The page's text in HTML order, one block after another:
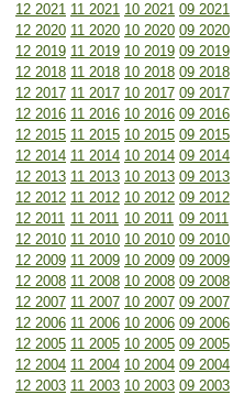
12 2021 11 2021 10 2021 09 2021
12 2020 11 2020 10 2020 09 2020
12 2019 11 2019 10 2019 09 2019
12 2018 11 2018 10 2018 09 2018
12 2017 11 2017 10 2017 09 2017
12 2016 11 2016 10 2016 09 2016
12 2015 11 2015 10 2015 09 2015
12 2014 11 2014 10 2014 09 2014
12 2013 11 2013 10 2013 09 2013
12 2012 11 2012 10 2012 09 2012
12 2011 11 2011 10 2011 09 2011
12 2010 11 2010 10 2010 09 2010
12 2009 11 2009 10 2009 09 2009
12 2008 11 2008 10 2008 09 2008
12 2007 11 2007 10 2007 09 2007
12 2006 11 2006 10 2006 09 2006
12 2005 11 2005 10 2005 09 2005
12 2004 11 2004 10 2004 09 2004
12 2003 11 2003 10 2003 09 2003